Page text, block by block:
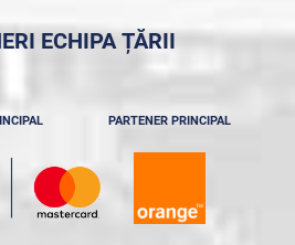
ECHIPA ȚĂRII
PARTENER PRINCIPAL